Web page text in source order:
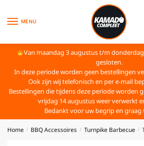
MENU
Van maandag 3 augustus t/m
gesloten.
In deze periode worden geen bestellingen
Ook zijn wij telefonisch en per e-mail
Bestellingen die tijdens deze periode worden
vrijdag 14 augustus weer verwerkt
Bedankt voor uw begrip en graag
Home / BBQ Accessoires / Turnpike Barbecue /